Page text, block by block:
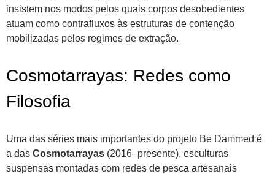
insistem nos modos pelos quais corpos desobedientes
atuam como contrafluxos às estruturas de contenção
mobilizadas pelos regimes de extração.
Cosmotarrayas: Redes como
Filosofia
Uma das séries mais importantes do projeto Be Dammed é
a das Cosmotarrayas (2016–presente), esculturas
suspensas montadas com redes de pesca artesanais